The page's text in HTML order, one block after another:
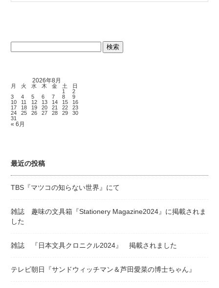
検
2026年8月
月 火 水 木 金 土
日
1
2
3
4 5 6 7 8
9
10
11 12 13 14 15
16
17
18 19 20 21 22
23
24
25 26 27 28 29
30
31
« 6月
最近の投稿
TBS『マツコの知らない世界』にて
雑誌 趣味の文具箱『Stationery Magazine2024』に掲載されま
した
雑誌 『日本文具クロニクル2024』 掲載されました
テレビ朝日『サンドウィッチマン＆芦田愛菜の博士ちゃん』